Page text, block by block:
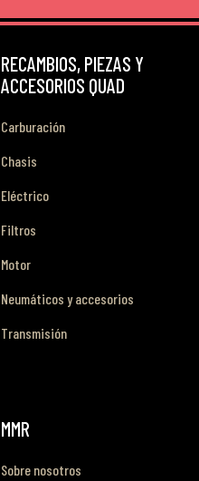
RECAMBIOS, PIEZAS Y
ACCESORIOS QUAD
Carburación
Chasis
Eléctrico
Filtros
Motor
Neumáticos y accesorios
Transmisión
MMR
Sobre nosotros